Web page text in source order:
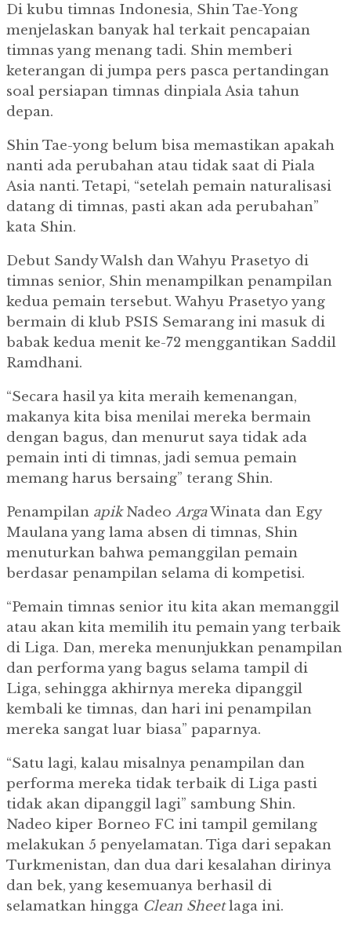
Di kubu timnas Indonesia, Shin Tae-Yong
menjelaskan banyak hal terkait pencapaian
timnas yang menang tadi. Shin memberi
keterangan di jumpa pers pasca pertandingan
soal persiapan timnas dinpiala Asia tahun
depan.
Shin Tae-yong belum bisa memastikan apakah
nanti ada perubahan atau tidak saat di Piala
Asia nanti. Tetapi, “setelah pemain naturalisasi
datang di timnas, pasti akan ada perubahan”
kata Shin.
Debut Sandy Walsh dan Wahyu Prasetyo di
timnas senior, Shin menampilkan penampilan
kedua pemain tersebut. Wahyu Prasetyo yang
bermain di klub PSIS Semarang ini masuk di
babak kedua menit ke-72 menggantikan Saddil
Ramdhani.
“Secara hasil ya kita meraih kemenangan,
makanya kita bisa menilai mereka bermain
dengan bagus, dan menurut saya tidak ada
pemain inti di timnas, jadi semua pemain
memang harus bersaing” terang Shin.
Penampilan apikNadeo ArgaWinata dan Egy
Maulana yang lama absen di timnas, Shin
menuturkan bahwa pemanggilan pemain
berdasar penampilan selama di kompetisi.
“Pemain timnas senior itu kita akan memanggil
atau akan kita memilih itu pemain yang terbaik
di Liga. Dan, mereka menunjukkan penampilan
dan performa yang bagus selama tampil di
Liga, sehingga akhirnya mereka dipanggil
kembali ke timnas, dan hari ini penampilan
mereka sangat luar biasa” paparnya.
“Satu lagi, kalau misalnya penampilan dan
performa mereka tidak terbaik di Liga pasti
tidak akan dipanggil lagi” sambung Shin.
Nadeo kiper Borneo FC ini tampil gemilang
melakukan 5 penyelamatan. Tiga dari sepakan
Turkmenistan, dan dua dari kesalahan dirinya
dan bek, yang kesemuanya berhasil di
selamatkan hingga Clean Sheetlaga ini.